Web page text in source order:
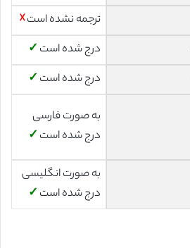
ترجمه نشده است☓
درج شده است ✓
درج شده است ✓
به صورت فارسی
درج شده است ✓
به صورت انگلیسی
درج شده است ✓